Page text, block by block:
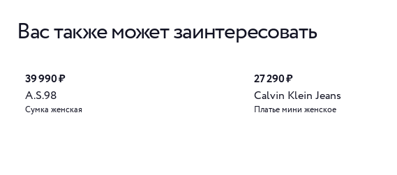
Вас также может заинтересовать
39 990 ₽
A.S.98
Сумка женская
27 290 ₽
Calvin Klein Jeans
Платье мини женское